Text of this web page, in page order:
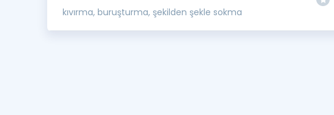
kıvırma, buruşturma, şekilden şekle sokma